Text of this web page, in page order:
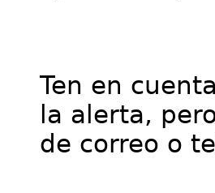
Ten en
la alerta,
de correo o